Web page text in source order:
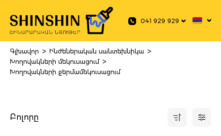
041 929 929
Գլխավոր > Ինժեներական սանտեխնիկա >
Խողովակների մեկուսացում >
Խողովակների ջերմամեկուսացում
Բոլորը